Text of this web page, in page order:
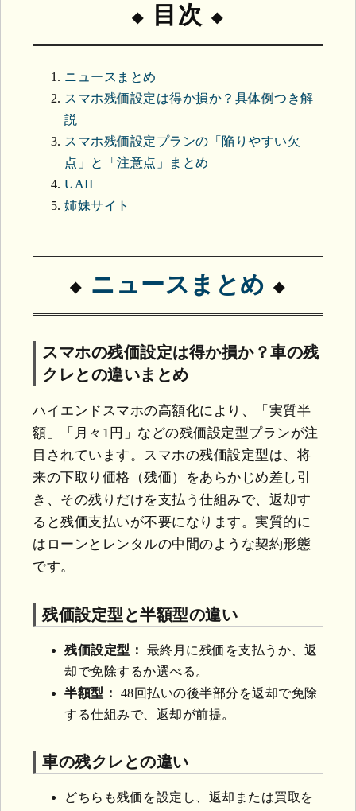
目次
ニュースまとめ
スマホ残価設定は得か損か？具体例つき解
説
スマホ残価設定プランの「陥りやすい欠
点」と「注意点」まとめ
UAII
姉妹サイト
ニュースまとめ
スマホの残価設定は得か損か？車の残
クレとの違いまとめ
ハイエンドスマホの高額化により、「実質半
額」「月々1円」などの残価設定型プランが注
目されています。スマホの残価設定型は、将
来の下取り価格（残価）をあらかじめ差し引
き、その残りだけを支払う仕組みで、返却す
ると残価支払いが不要になります。実質的に
はローンとレンタルの中間のような契約形態
です。
残価設定型と半額型の違い
残価設定型：
最終月に残価を支払うか、返
却で免除するか選べる。
半額型：
48回払いの後半部分を返却で免除
する仕組みで、返却が前提。
車の残クレとの違い
どちらも残価を設定し、返却または買取を